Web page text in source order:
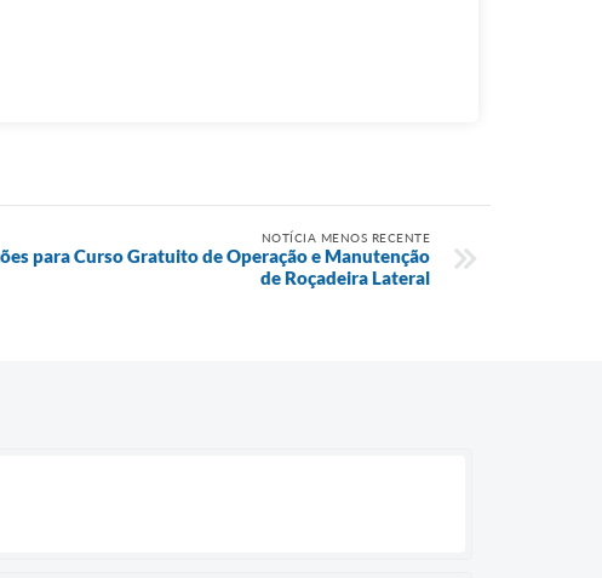
NOTÍCIA MENOS RECENTE
para Curso Gratuito de Operação e Manutenção
de Roçadeira Lateral